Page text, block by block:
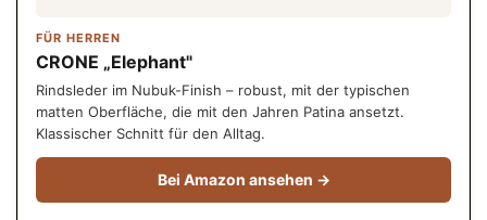
FÜR HERREN
CRONE „Elephant"
Rindsleder im Nubuk-Finish – robust, mit der typischen
matten Oberfläche, die mit den Jahren Patina ansetzt.
Klassischer Schnitt für den Alltag.
Bei Amazon ansehen →